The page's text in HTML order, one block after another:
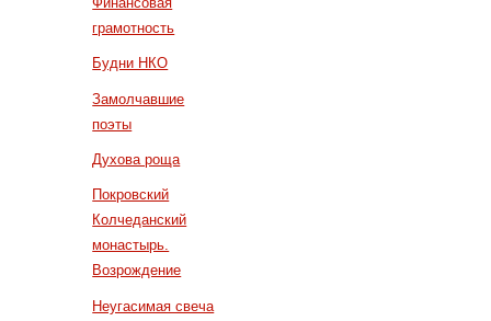
грамотность
Будни НКО
Замолчавшие
поэты
Духова роща
Покровский
Колчеданский
монастырь.
Возрождение
Неугасимая свеча